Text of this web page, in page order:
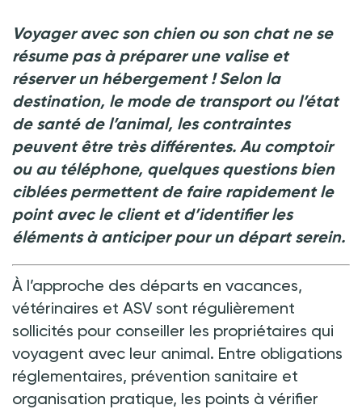
Voyager avec son chien ou son chat ne se
résume pas à préparer une valise et
réserver un hébergement ! Selon la
destination, le mode de transport ou l’état
de santé de l’animal, les contraintes
peuvent être très différentes. Au comptoir
ou au téléphone, quelques questions bien
ciblées permettent de faire rapidement le
point avec le client et d’identifier les
éléments à anticiper pour un départ serein.
À l’approche des départs en vacances,
vétérinaires et ASV sont régulièrement
sollicités pour conseiller les propriétaires qui
voyagent avec leur animal. Entre obligations
réglementaires, prévention sanitaire et
organisation pratique, les points à vérifier